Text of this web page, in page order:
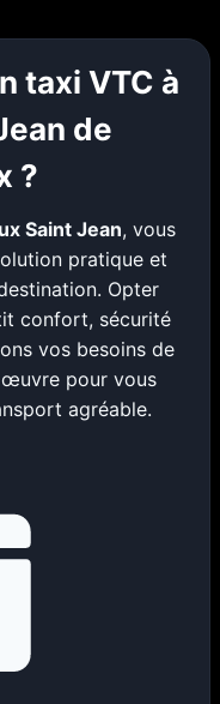
taxi VTC à
de
?
Saint Jean, vous
pratique et
Opter
confort, sécurité
vos besoins de
pour vous
agréable.